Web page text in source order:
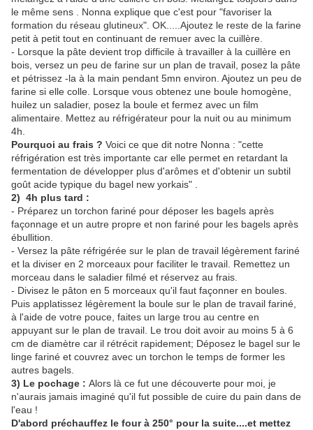
le même sens . Nonna explique que c'est pour "favoriser la
formation du réseau glutineux". OK.....Ajoutez le reste de la farine
petit à petit tout en continuant de remuer avec la cuillère.
- Lorsque la pâte devient trop difficile à travailler à la cuillère en
bois, versez un peu de farine sur un plan de travail, posez la pâte
et pétrissez -la à la main pendant 5mn environ. Ajoutez un peu de
farine si elle colle. Lorsque vous obtenez une boule homogène,
huilez un saladier, posez la boule et fermez avec un film
alimentaire. Mettez au réfrigérateur pour la nuit ou au minimum
4h.
Pourquoi au frais ? Voici ce que dit notre Nonna : "cette
réfrigération est très importante car elle permet en retardant la
fermentation de développer plus d'arômes et d'obtenir un subtil
goût acide typique du bagel new yorkais" .
2) 4h plus tard :
- Préparez un torchon fariné pour déposer les bagels après
façonnage et un autre propre et non fariné pour les bagels après
ébullition.
- Versez la pâte réfrigérée sur le plan de travail légèrement fariné
et la diviser en 2 morceaux pour faciliter le travail. Remettez un
morceau dans le saladier filmé et réservez au frais.
- Divisez le pâton en 5 morceaux qu'il faut façonner en boules.
Puis applatissez légèrement la boule sur le plan de travail fariné,
à l'aide de votre pouce, faites un large trou au centre en
appuyant sur le plan de travail. Le trou doit avoir au moins 5 à 6
cm de diamètre car il rétrécit rapidement; Déposez le bagel sur le
linge fariné et couvrez avec un torchon le temps de former les
autres bagels.
3) Le pochage : Alors là ce fut une découverte pour moi, je
n'aurais jamais imaginé qu'il fut possible de cuire du pain dans de
l'eau !
D'abord préchauffez le four à 250° pour la suite....et mettez